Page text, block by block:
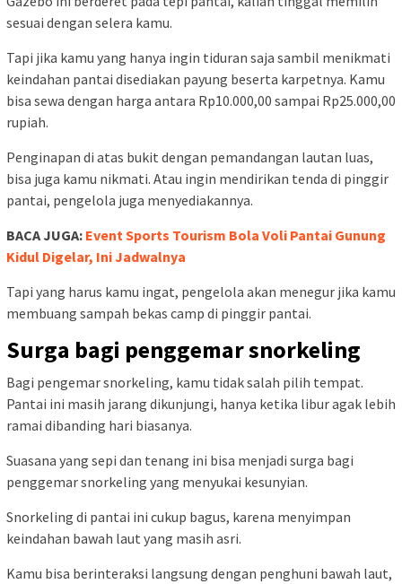
sesuai dengan selera kamu.
Tapi jika kamu yang hanya ingin tiduran saja sambil menikmati
keindahan pantai disediakan payung beserta karpetnya. Kamu
bisa sewa dengan harga antara Rp10.000,00 sampai Rp25.000,00
rupiah.
Penginapan di atas bukit dengan pemandangan lautan luas,
bisa juga kamu nikmati. Atau ingin mendirikan tenda di pinggir
pantai, pengelola juga menyediakannya.
BACA JUGA: Event Sports Tourism Bola Voli Pantai Gunung
Kidul Digelar, Ini Jadwalnya
Tapi yang harus kamu ingat, pengelola akan menegur jika kamu
membuang sampah bekas camp di pinggir pantai.
Surga bagi penggemar snorkeling
Bagi pengemar snorkeling, kamu tidak salah pilih tempat.
Pantai ini masih jarang dikunjungi, hanya ketika libur agak lebih
ramai dibanding hari biasanya.
Suasana yang sepi dan tenang ini bisa menjadi surga bagi
penggemar snorkeling yang menyukai kesunyian.
Snorkeling di pantai ini cukup bagus, karena menyimpan
keindahan bawah laut yang masih asri.
Kamu bisa berinteraksi langsung dengan penghuni bawah laut,